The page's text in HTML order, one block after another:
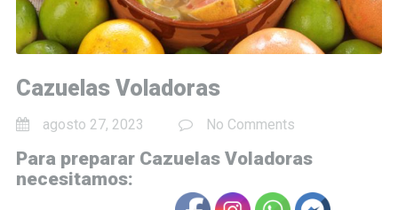
Cazuelas Voladoras
agosto 27, 2023 No Comments
Para preparar Cazuelas Voladoras
necesitamos: